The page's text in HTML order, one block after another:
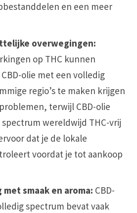
en een meer
overwegingen:
op THC kunnen
olie met een volledig
regio’s te maken krijgen
terwijl CBD-olie
wereldwijd THC-vrij
dat je de lokale
voordat je tot aankoop
smaak en aroma: CBD-
spectrum bevat vaak